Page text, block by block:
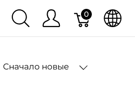
0
Сначало новые